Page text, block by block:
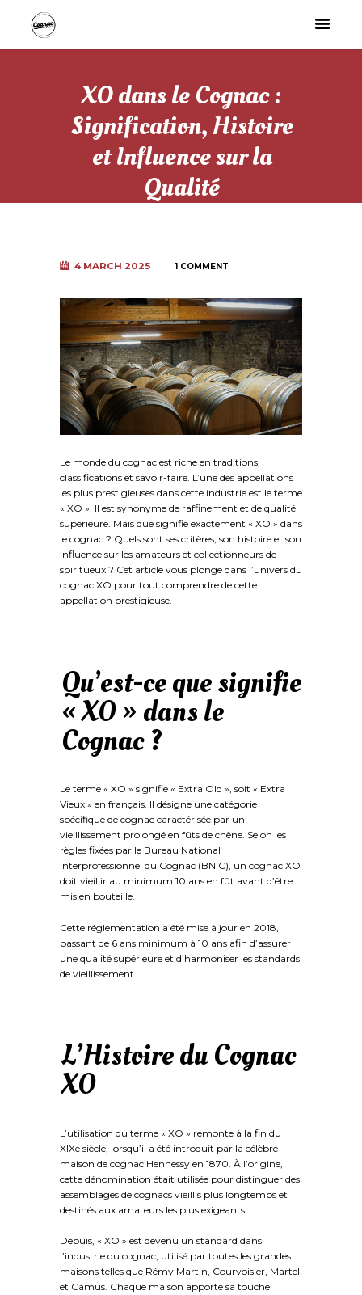
XO dans le Cognac :
Signification, Histoire
et Influence sur la
Qualité
4 MARCH 2025 1 COMMENT
Le monde du cognac est riche en traditions,
classifications et savoir-faire. L’une des appellations
les plus prestigieuses dans cette industrie est le terme
« XO ». Il est synonyme de raffinement et de qualité
supérieure. Mais que signifie exactement « XO » dans
le cognac ? Quels sont ses critères, son histoire et son
influence sur les amateurs et collectionneurs de
spiritueux ? Cet article vous plonge dans l’univers du
cognac XO pour tout comprendre de cette
appellation prestigieuse.
Qu’est-ce que signifie
« XO » dans le
Cognac ?
Le terme « XO » signifie « Extra Old », soit « Extra
Vieux » en français. Il désigne une catégorie
spécifique de cognac caractérisée par un
vieillissement prolongé en fûts de chêne. Selon les
règles fixées par le Bureau National
Interprofessionnel du Cognac (BNIC), un cognac XO
doit vieillir au minimum 10 ans en fût avant d’être
mis en bouteille.
Cette réglementation a été mise à jour en 2018,
passant de 6 ans minimum à 10 ans afin d’assurer
une qualité supérieure et d’harmoniser les standards
de vieillissement.
L’Histoire du Cognac
XO
L’utilisation du terme « XO » remonte à la fin du
XIXe siècle, lorsqu’il a été introduit par la célèbre
maison de cognac Hennessy en 1870. À l’origine,
cette dénomination était utilisée pour distinguer des
assemblages de cognacs vieillis plus longtemps et
destinés aux amateurs les plus exigeants.
Depuis, « XO » est devenu un standard dans
l’industrie du cognac, utilisé par toutes les grandes
maisons telles que Rémy Martin, Courvoisier, Martell
et Camus. Chaque maison apporte sa touche